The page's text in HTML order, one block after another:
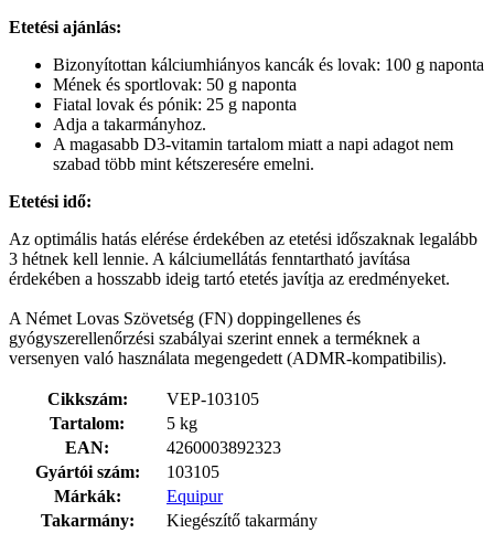
Etetési ajánlás:
Bizonyítottan kálciumhiányos kancák és lovak: 100 g naponta
Mének és sportlovak: 50 g naponta
Fiatal lovak és pónik: 25 g naponta
Adja a takarmányhoz.
A magasabb D3-vitamin tartalom miatt a napi adagot nem
szabad több mint kétszeresére emelni.
Etetési idő:
Az optimális hatás elérése érdekében az etetési időszaknak legalább
3 hétnek kell lennie. A kálciumellátás fenntartható javítása
érdekében a hosszabb ideig tartó etetés javítja az eredményeket.
A Német Lovas Szövetség (FN) doppingellenes és
gyógyszerellenőrzési szabályai szerint ennek a terméknek a
versenyen való használata megengedett (ADMR-kompatibilis).
Cikkszám:
VEP-103105
Tartalom:
5 kg
EAN:
4260003892323
Gyártói szám:
103105
Márkák:
Equipur
Takarmány:
Kiegészítő takarmány